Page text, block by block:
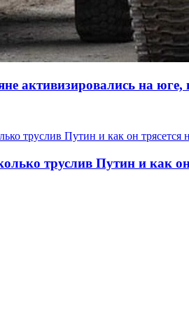
активизировались на
труслив Путин и как